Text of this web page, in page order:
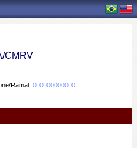
CMRV
Ramal: 000000000000